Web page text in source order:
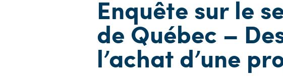
Enquête sur le
de Québec –
l’achat d’une